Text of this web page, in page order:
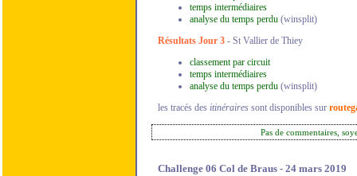
temps intermédiaires
analyse du temps perdu (winsplit)
Résultats Jour 3 - St Vallier de Thiey
classement par circuit
temps intermédiaires
analyse du temps perdu (winsplit)
les tracés des itinéraires sont disponibles sur
Pas de commentaires,
Challenge 06 Col de Braus - 24 mars 2019